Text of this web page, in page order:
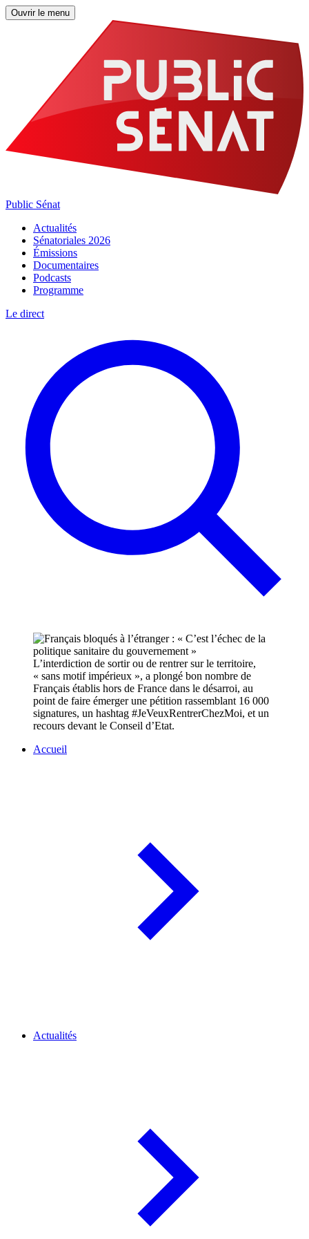
Ouvrir le menu
Public Sénat
Actualités
Sénatoriales 2026
Émissions
Documentaires
Podcasts
Programme
Le direct
L’interdiction de sortir ou de rentrer sur le territoire,
« sans motif impérieux », a plongé bon nombre de
Français établis hors de France dans le désarroi, au
point de faire émerger une pétition rassemblant 16 000
signatures, un hashtag #JeVeuxRentrerChezMoi, et un
recours devant le Conseil d’Etat.
Accueil
Actualités